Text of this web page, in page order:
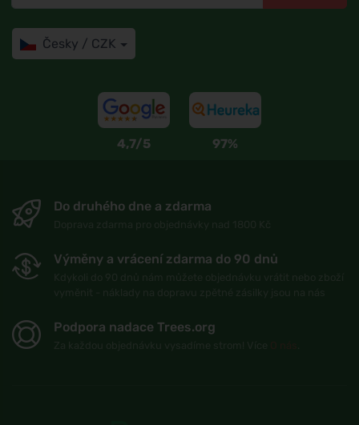
Česky / CZK
4,7/5 97%
Do druhého dne a zdarma
Výměny a vrácení zdarma do 90 dnů
Podpora nadace Trees.org